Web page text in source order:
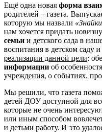
Ещё одна новая форма
родителей – газета.
которую мы назвали
нам хочется придать
семьи и детского сада в
воспитания в детском саду
реализации данной цели:
информации об
учреждения, о событиях,
Мы решили, что газета
детей ДОУ доступной для
которые не очень
или иным способом
и детьми работу. И это